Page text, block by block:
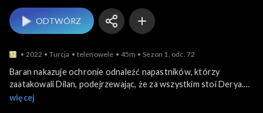
ODTWÓRZ
2022 Turcja telenowele 45m Sezon 1, odc. 72
Baran nakazuje ochronie odnaleźć napastników, którzy
zaatakowali Dilan, podejrzewając, że za wszystkim stoi Derya.
Harun żąda od Alego, by ten raz na zawsze zniknął z życia
więcej